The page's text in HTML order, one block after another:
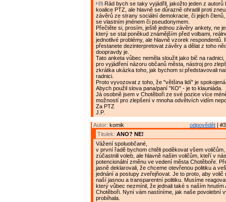
Rád bych se taky vyjádřil, jakožto jeden z autorů
koalice PTZ, ale hlavně se důrazně ohradil proti
závěrů ze strany sociální demokracie, či jejich
se vlastním jménem či pseudonymem.
Přečtěte si, prosím, ještě jednou závěry ankety, ne
který se stal poněkud známějším před volbami,
jednotlivé problémy, ale hlavně vzorek respondentů.
přestanete dezinterpretovat závěry a dělat z toho
doopravdy je.
Tato anketa vůbec neměla sloužit jako bič na
pro vyjádření názoru občanů města, nástroj pro
zkrátka ukázka toho, jak bychom si představovali
radnici.
Proto vyvozovat z toho, že "většina lidí" je
Abych použil slova pana/paní "KO" - je to klauniáda.
Já osobně jsem v Chotěboři ze své pozice více
možností pro zlepšení v mnoha odvětvích vidím
Za PTZ
J.P.
odpovědět |
Autor: komik
Titulek: ANO? NE!
Vážení spoluobčané,
v první řadě bychom chtěli poděkovat všem
zúčastnili voleb, ale hlavně našim voličům, kteří v
potencionální změnu ve vedení města Chotěboře.
jasně deklarovali, že chceme otevřenou politiku a
jednání a postupy zveřejňovat. Je to proto, aby volič
naší jasnou a transparentní politiku. Musíme
který vůbec nezmínil, že jednali také s naším hnutím
Chotěboři. Nyní vám nastíníme, jak naše povolební
probíhala.